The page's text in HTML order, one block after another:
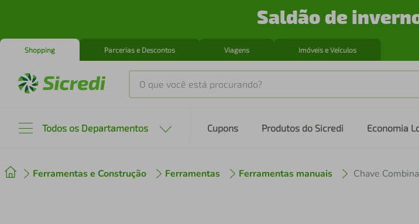
Saldão de
Shopping Parcerias e Descontos Viagens Imóveis e Veículos
O que você está procurando?
Todos os Departamentos Cupons Produtos do Sicredi Economia
Ferramentas e Construção Ferramentas Ferramentas manuais Chave
2º cafeteira